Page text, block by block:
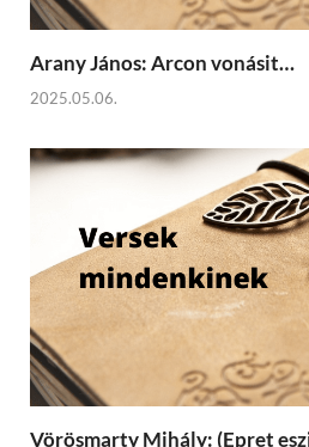
Arany János: Arcon vonásit…
2025.05.06.
Vörösmarty Mihály: (Epret